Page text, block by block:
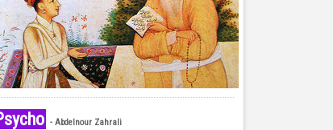
- Abdelnour Zahrali